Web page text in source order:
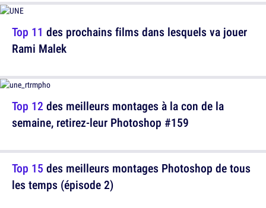
Top 11 des prochains films dans lesquels va jouer
Rami Malek
Top 15 des meilleurs montages Photoshop de tous
les temps (épisode 2)
Top 12 des meilleurs montages à la con de la
semaine, retirez-leur Photoshop #159